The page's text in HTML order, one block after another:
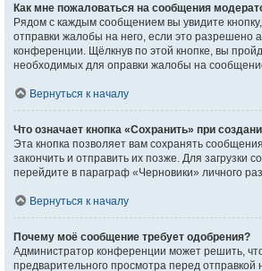
Как мне пожаловаться на сообщения
Рядом с каждым сообщением вы увидите
отправки жалобы на него, если это разрешено
конференции. Щёлкнув по этой кнопке, вы
необходимых для оправки жалобы на
Вернуться к началу
Что означает кнопка «Сохранить» при
Эта кнопка позволяет вам сохранять
закончить и отправить их позже. Для загрузки
перейдите в параграф «Черновики» личного
Вернуться к началу
Почему моё сообщение требует одобрения?
Администратор конференции может решить,
предварительного просмотра перед